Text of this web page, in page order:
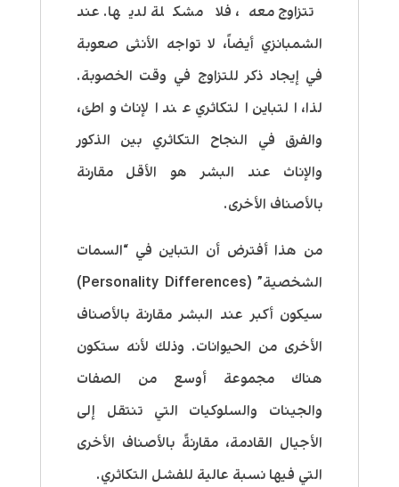
تتزاوج معه، فلا مشكلة لديها. عند
الشمبانزي أيضاً، لا تواجه الأنثى صعوبة
في إيجاد ذكر للتزاوج في وقت الخصوبة.
لذا، التباين التكاثري عند الإناث واطئ،
والفرق في النجاح التكاثري بين الذكور
والإناث عند البشر هو الأقل مقارنة
بالأصناف الأخرى.
من هذا أفترض أن التباين في “السمات
الشخصية” (Personality Differences)
سيكون أكبر عند البشر مقارنة بالأصناف
الأخرى من الحيوانات. وذلك لأنه ستكون
هناك مجموعة أوسع من الصفات
والجينات والسلوكيات التي تنتقل إلى
الأجيال القادمة، مقارنةً بالأصناف الأخرى
التي فيها نسبة عالية للفشل التكاثري.